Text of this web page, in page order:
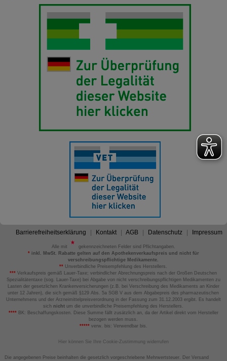
Barrierefreiheitserklärung Kontakt AGB Datenschutz Impressum
Alle mit
gekennzeichneten Felder sind Pflichtangaben.
*inkl. MwSt. Rabatte gelten auf den Apothekenverkaufspreis und nicht für
verschreibungspflichtige Medikamente.
** Unverbindliche Preisempfehlung des Herstellers.
*** Verkaufspreis gemäß Lauer-Taxe; verbindlicher Abrechnungspreis nach der Großen Deutschen
Spezialitätentaxe (sog. Lauer-Taxe) bei Abgabe von nicht verschreibungspflichtigen Medikamenten zu
Lasten der gesetzlichen Krankenversicherungen (z.B. bei Verschreibung des Medikaments an Kinder
unter 12 Jahren), die sich gemäß §129 Abs. 5a SGB V aus dem Abgabepreis des pharmazeutischen
Unternehmens und der Arzneimittelpreisverordnung in der Fassung zum 31.12.2003 ergibt. Es handelt
sich nicht um die unverbindliche Preisempfehlung des Herstellers.
****BK: Beschaffungskosten. Diese Summe fällt zusätzlich an, da der Artikel direkt vom Hersteller
bezogen werden muss.
*****verw. bis: Verwendbar bis.
Hier können Sie Ihre Cookie-Zustimmung widerrufen
Die angegebenen Preise beinhalten die gesetzlich vorgeschriebene Mehrwertsteuer. Der Versand